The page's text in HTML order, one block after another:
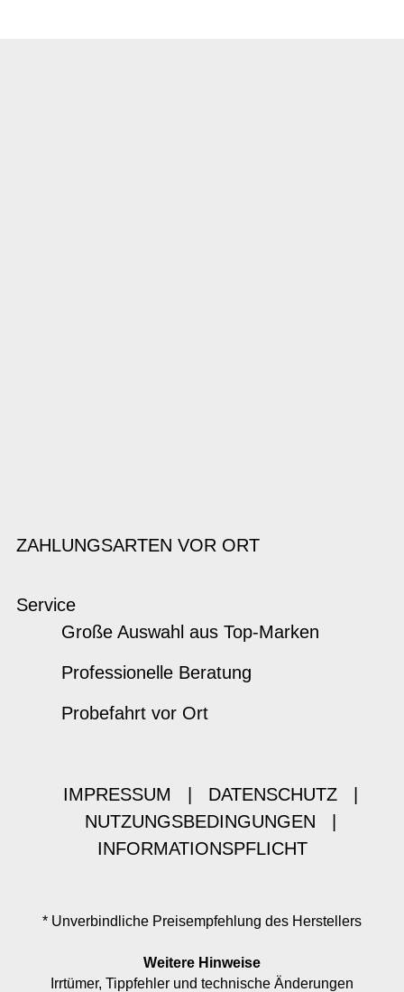
ZAHLUNGSARTEN VOR ORT
Service
Große Auswahl aus Top-Marken
Professionelle Beratung
Probefahrt vor Ort
IMPRESSUM DATENSCHUTZ
NUTZUNGSBEDINGUNGEN
INFORMATIONSPFLICHT
* Unverbindliche Preisempfehlung des Herstellers
Weitere Hinweise
Irrtümer, Tippfehler und technische Änderungen